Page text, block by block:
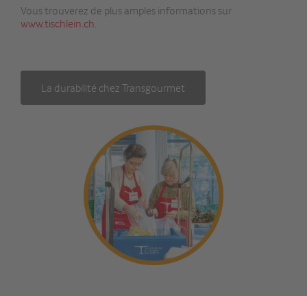
Vous trouverez de plus amples informations sur
www.tischlein.ch.
La durabilité chez Transgourmet